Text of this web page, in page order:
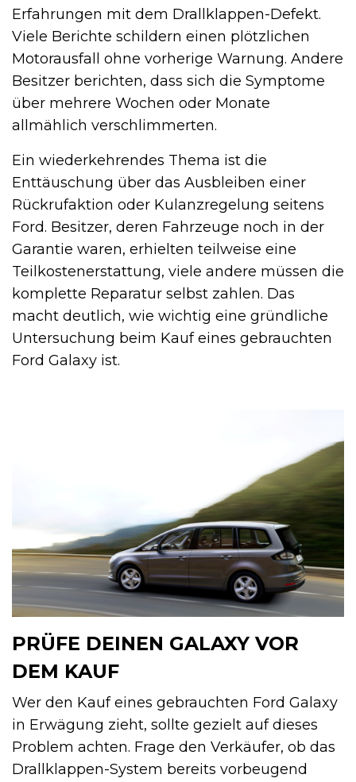
Erfahrungen mit dem Drallklappen-Defekt.
Viele Berichte schildern einen plötzlichen
Motorausfall ohne vorherige Warnung. Andere
Besitzer berichten, dass sich die Symptome
über mehrere Wochen oder Monate
allmählich verschlimmerten.
Ein wiederkehrendes Thema ist die
Enttäuschung über das Ausbleiben einer
Rückrufaktion oder Kulanzregelung seitens
Ford. Besitzer, deren Fahrzeuge noch in der
Garantie waren, erhielten teilweise eine
Teilkostenerstattung, viele andere müssen die
komplette Reparatur selbst zahlen. Das
macht deutlich, wie wichtig eine gründliche
Untersuchung beim Kauf eines gebrauchten
Ford Galaxy ist.
PRÜFE DEINEN GALAXY VOR
DEM KAUF
Wer den Kauf eines gebrauchten Ford Galaxy
in Erwägung zieht, sollte gezielt auf dieses
Problem achten. Frage den Verkäufer, ob das
Drallklappen-System bereits vorbeugend